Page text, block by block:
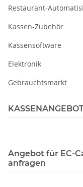
Restaurant-
Kassen-Zubehör
Kassensoftware
Elektronik
Gebrauchtsmarkt
Angebot für EC-
anfragen